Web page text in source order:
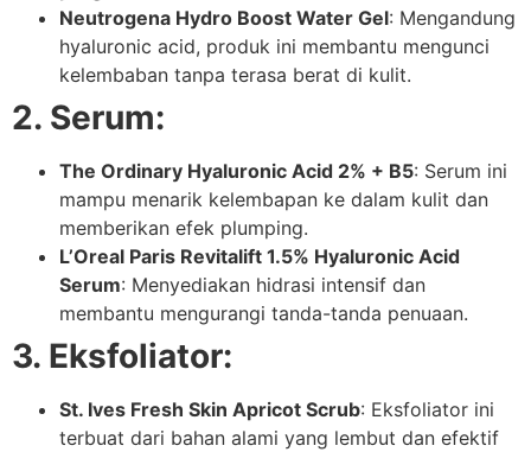
Neutrogena Hydro Boost Water Gel: Mengandung
hyaluronic acid, produk ini membantu mengunci
kelembaban tanpa terasa berat di kulit.
2. Serum:
The Ordinary Hyaluronic Acid 2% + B5: Serum ini
mampu menarik kelembapan ke dalam kulit dan
memberikan efek plumping.
L’Oreal Paris Revitalift 1.5% Hyaluronic Acid
Serum: Menyediakan hidrasi intensif dan
membantu mengurangi tanda-tanda penuaan.
3. Eksfoliator:
St. Ives Fresh Skin Apricot Scrub: Eksfoliator ini
terbuat dari bahan alami yang lembut dan efektif